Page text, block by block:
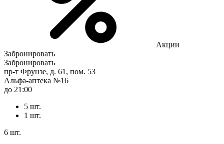
Акции
Забронировать
Забронировать
пр-т Фрунзе, д. 61, пом. 53
Альфа-аптека №16
до 21:00
5 шт.
1 шт.
6 шт.